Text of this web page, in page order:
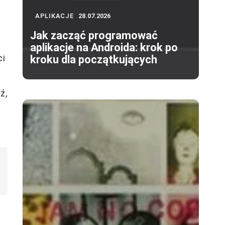
APLIKACJE 28.07.2026
Jak zacząć programować
aplikacje na Androida: krok po
kroku dla początkujących